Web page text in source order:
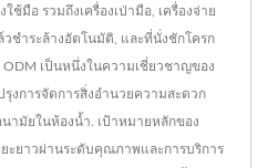
มือ รวมถึงเครื่องเป่ามือ, เครื่องจ่าย
ชำระล้างอัตโนมัติ, และที่นั่งชักโครก
ODM เป็นหนึ่งในความเชี่ยวชาญของ
รุงการจัดการสิ่งอำนวยความสะดวก
มัยในห้องน้ำ. เป้าหมายหลักของ
ยะยาวผ่านระดับคุณภาพและการบริการ